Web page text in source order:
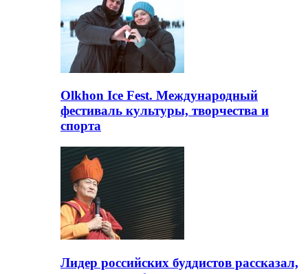
Olkhon Ice Fest. Международный
фестиваль культуры, творчества и
спорта
Лидер российских буддистов рассказал,